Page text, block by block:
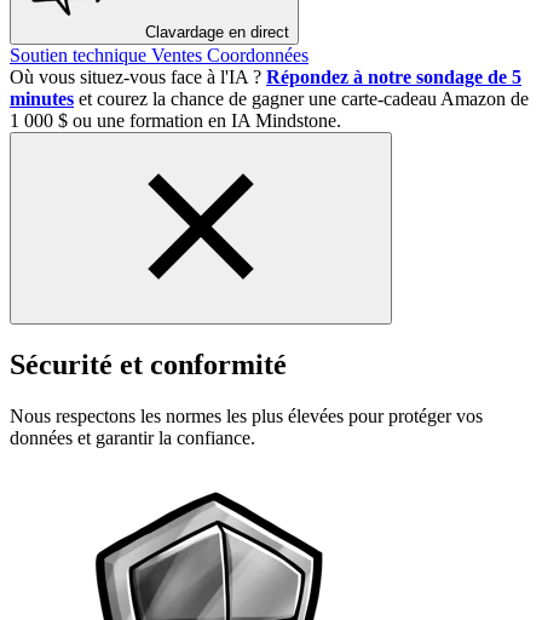
Clavardage en direct
Soutien technique Ventes Coordonnées
Où vous situez-vous face à l'IA ? Répondez à notre sondage de 5
minutes et courez la chance de gagner une carte-cadeau Amazon de
1 000 $ ou une formation en IA Mindstone.
Sécurité et conformité
Nous respectons les normes les plus élevées pour protéger vos
données et garantir la confiance.